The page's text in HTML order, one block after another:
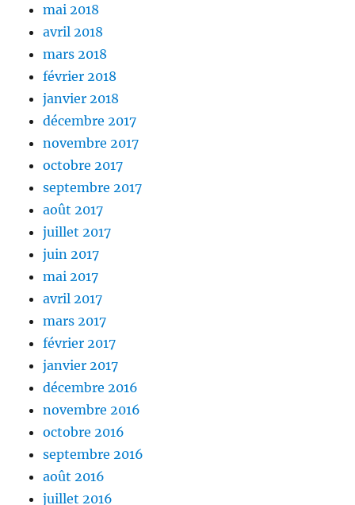
mai 2018
avril 2018
mars 2018
février 2018
janvier 2018
décembre 2017
novembre 2017
octobre 2017
septembre 2017
août 2017
juillet 2017
juin 2017
mai 2017
avril 2017
mars 2017
février 2017
janvier 2017
décembre 2016
novembre 2016
octobre 2016
septembre 2016
août 2016
juillet 2016